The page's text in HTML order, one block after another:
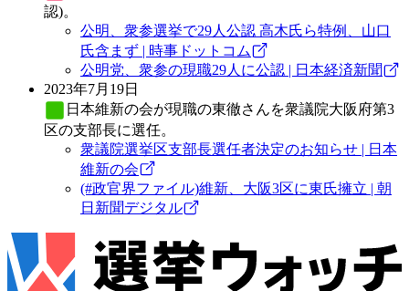
認)。
公明、衆参選挙で29人公認 高木氏ら特例、山口
氏含まず | 時事ドットコム
公明党、衆参の現職29人に公認 | 日本経済新聞
2023年7月19日
日本維新の会が現職の東徹さんを衆議院大阪府第3
区の支部長に選任。
衆議院選挙区支部長選任者決定のお知らせ | 日本
維新の会
(#政官界ファイル)維新、大阪3区に東氏擁立 | 朝
日新聞デジタル